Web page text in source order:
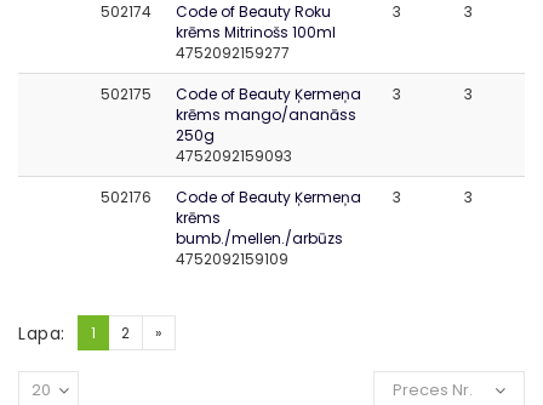
502174
Code of Beauty Roku
krēms Mitrinošs 100ml
4752092159277
3 3
502175
Code of Beauty Ķermeņa
krēms mango/ananāss
250g
4752092159093
3 3
502176
Code of Beauty Ķermeņa
krēms
bumb./mellen./arbūzs
4752092159109
3 3
Lapa: 1 2 »
Preces Nr.
20